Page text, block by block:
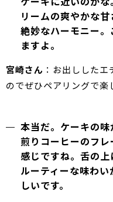
リームの爽やかな
絶妙なハーモニー
ますよ。
宮崎さん ：お出しした
のでぜひペアリングで楽
本当だ。ケーキの
煎りコーヒーのフ
感じですね。舌の
ルーティーな味わ
しいです。